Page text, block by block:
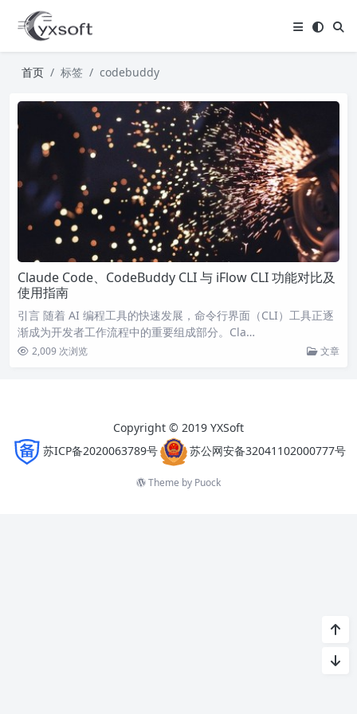
首页 标签 codebuddy
Claude Code、CodeBuddy CLI 与 iFlow CLI 功能对比及
使用指南
引言 随着 AI 编程工具的快速发展，命令行界面（CLI）工具正逐
渐成为开发者工作流程中的重要组成部分。Cla…
2,009 次浏览 文章
Copyright © 2019 YXSoft
苏ICP备2020063789号
苏公网安备32041102000777号
Theme by Puock